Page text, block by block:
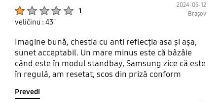
1
2024-05-12
Brașov
veličinu : 43"
Imagine bună, chestia cu anti reflecția asa și așa,
sunet acceptabil. Un mare minus este că bâzâie
când este în modul standbay, Samsung zice că este
în regulă, am resetat, scos din priză conform
Nu recomand tv-ul.
Prevedi